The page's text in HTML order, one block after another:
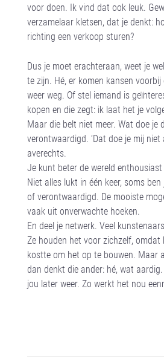
voor doen. Ik vind dat ook leuk.
verzamelaar kletsen, dat je denkt:
richting een verkoop sturen?
Dus je moet erachteraan, weet je
te zijn. Hé, er komen kansen
weer weg. Of stel iemand is
kopen en die zegt: ik laat het je
Maar die belt niet meer. Wat doe je
verontwaardigd. ‘Dat doe je mij niet
averechts.
Je kunt beter de wereld
Niet alles lukt in één keer, soms
of verontwaardigd. De mooiste
vaak uit onverwachte hoeken.
En deel je netwerk. Veel
Ze houden het voor zichzelf, omdat
kostte om het op te bouwen. Maar
dan denkt die ander: hé, wat
jou later weer. Zo werkt het nou